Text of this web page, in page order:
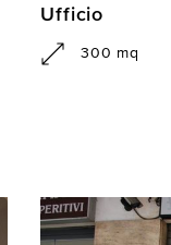
Ufficio
300 mq